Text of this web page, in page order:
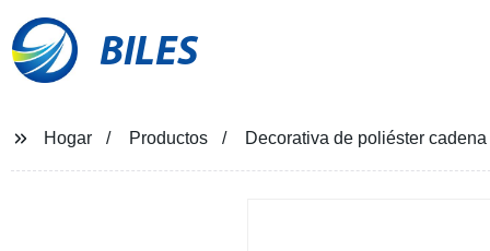
BILES
Hogar Productos Decorativa de poliéster